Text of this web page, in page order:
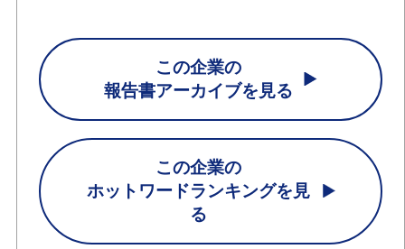
この企業の
報告書アーカイブを見る
この企業の
ホットワードランキングを見
る